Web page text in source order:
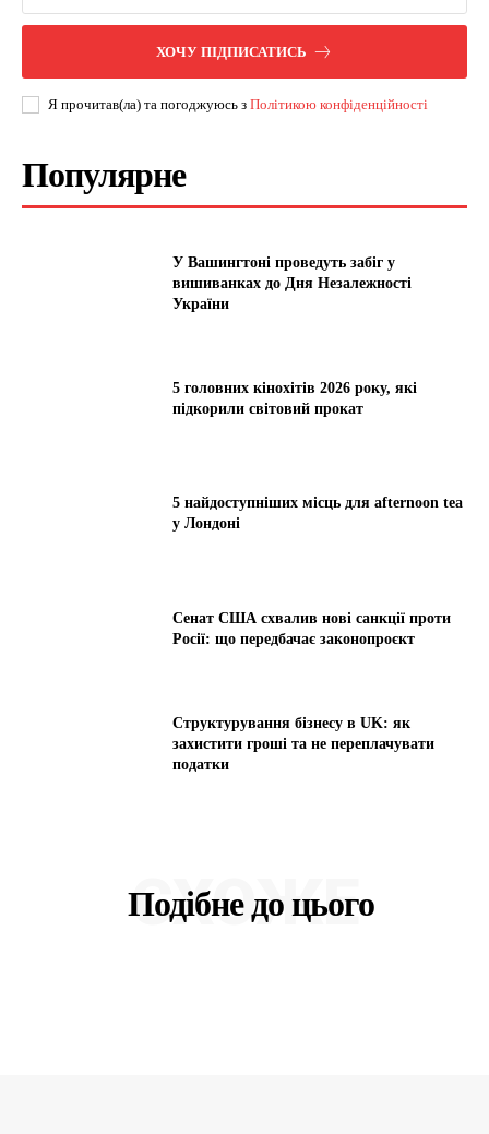
ХОЧУ ПІДПИСАТИСЬ
Я прочитав(ла) та погоджуюсь з Політикою конфіденційності
Популярне
У Вашингтоні проведуть забіг у
вишиванках до Дня Незалежності
України
5 головних кінохітів 2026 року, які
підкорили світовий прокат
5 найдоступніших місць для afternoon tea
у Лондоні
Сенат США схвалив нові санкції проти
Росії: що передбачає законопроєкт
Структурування бізнесу в UK: як
захистити гроші та не переплачувати
податки
Подібне до цього
СХОЖЕ